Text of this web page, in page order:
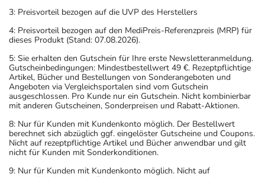
3: Preisvorteil bezogen auf die UVP des Herstellers
4: Preisvorteil bezogen auf den MediPreis-Referenzpreis (MRP) für
dieses Produkt (Stand: 07.08.2026).
5: Sie erhalten den Gutschein für Ihre erste Newsletteranmeldung.
Gutscheinbedingungen: Mindestbestellwert 49 €. Rezeptpflichtige
Artikel, Bücher und Bestellungen von Sonderangeboten und
Angeboten via Vergleichsportalen sind vom Gutschein
ausgeschlossen. Pro Kunde nur ein Gutschein. Nicht kombinierbar
mit anderen Gutscheinen, Sonderpreisen und Rabatt-Aktionen.
8: Nur für Kunden mit Kundenkonto möglich. Der Bestellwert
berechnet sich abzüglich ggf. eingelöster Gutscheine und Coupons.
Nicht auf rezeptpflichtige Artikel und Bücher anwendbar und gilt
nicht für Kunden mit Sonderkonditionen.
9: Nur für Kunden mit Kundenkonto möglich. Nicht auf